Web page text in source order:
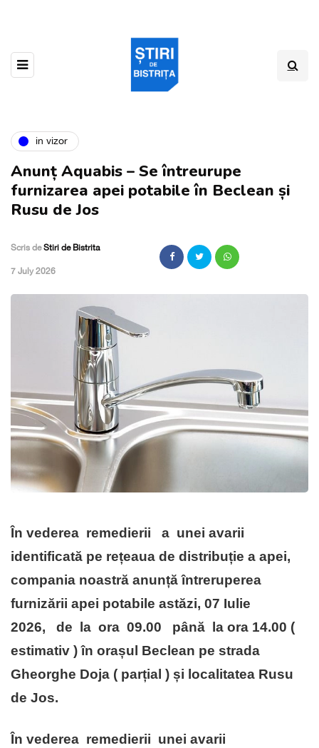
in vizor
Anunț Aquabis – Se întreurupe
furnizarea apei potabile în Beclean și
Rusu de Jos
Scris deStiri de Bistrita
,7 July 2026
În vederea remedierii a unei avarii
identificată pe rețeaua de distribuție a apei,
compania noastră anunțăîntreruperea
furnizării apei potabile astăzi, 07 Iulie
2026, de la ora 09.00 până la ora 14.00 (
estimativ ) în orașul Beclean pe strada
Gheorghe Doja ( parțial ) și localitatea Rusu
de Jos.
În vederea remedierii unei avarii